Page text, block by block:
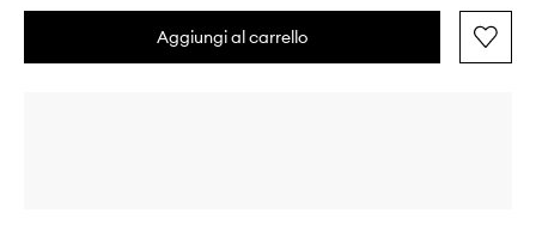
Aggiungi al carrello